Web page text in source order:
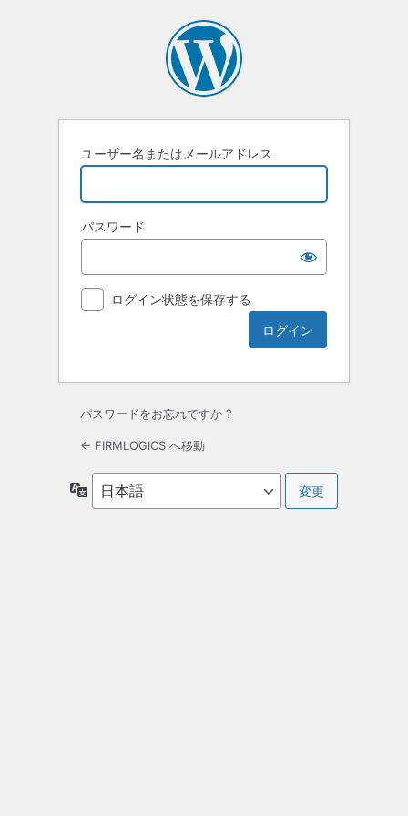
ユーザー名またはメールアドレス
パスワード
ログイン状態を保存する
パスワードをお忘れですか ?
← FIRMLOGICS へ移動
語